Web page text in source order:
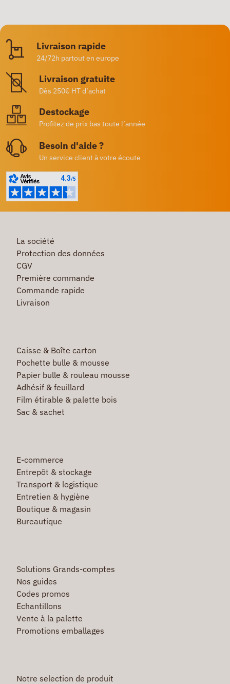
Livraison rapide
24/72h partout en europe
Livraison gratuite
Dès 250€ HT d’achat
Destockage
Profitez de prix bas toute l’année
Besoin d'aide ?
Un service client à votre écoute
La société
Protection des données
CGV
Première commande
Commande rapide
Livraison
Caisse & Boîte carton
Pochette bulle & mousse
Papier bulle & rouleau mousse
Adhésif & feuillard
Film étirable & palette bois
Sac & sachet
E-commerce
Entrepôt & stockage
Transport & logistique
Entretien & hygiène
Boutique & magasin
Bureautique
Solutions Grands-comptes
Nos guides
Codes promos
Echantillons
Vente à la palette
Promotions emballages
Notre selection de produit